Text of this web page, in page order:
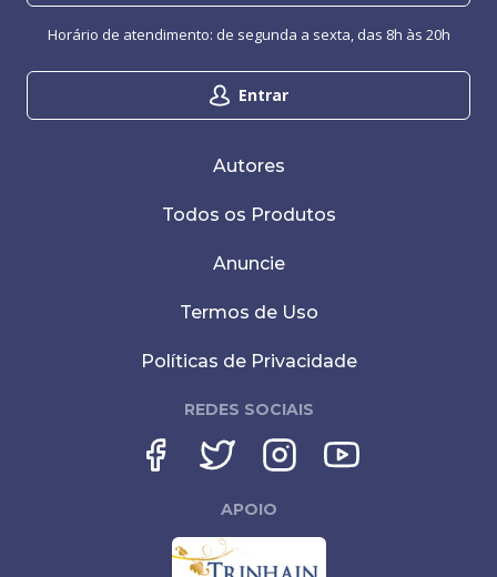
Entrar
Horário de atendimento: de segunda a sexta, das 8h às 20h
Autores
Todos os Produtos
Anuncie
Termos de Uso
Políticas de Privacidade
REDES SOCIAIS
APOIO